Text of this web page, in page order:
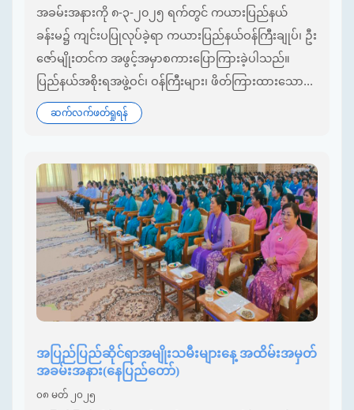
အခမ်းအနားကို ၈-၃-၂၀၂၅ ရက်တွင် ကယားပြည်နယ်
ခန်းမ၌ ကျင်းပပြုလုပ်ခဲ့ရာ ကယားပြည်နယ်ဝန်ကြီးချုပ်၊ ဦး
ဇော်မျိုးတင်က အဖွင့်အမှာစကားပြောကြားခဲ့ပါသည်။
ပြည်နယ်အစိုးရအဖွဲ့ဝင်၊ ဝန်ကြီးများ၊ ဖိတ်ကြားထားသော...
ဆက်လက်ဖတ်ရှုရန်
အပြည်ပြည်ဆိုင်ရာအမျိုးသမီးများနေ့ အထိမ်းအမှတ်
အခမ်းအနား(နေပြည်တော်)
၀၈ မတ် ၂၀၂၅